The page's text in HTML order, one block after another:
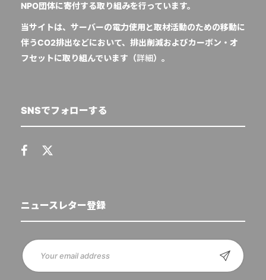
NPO団体に寄付する取り組みを行っています。
当サイトは、サーバーの電力使用と取材活動のための移動に
伴うCO2排出などにおいて、排出削減およびカーボン・オ
フセットに取り組んでいます（詳細）。
SNSでフォローする
ニュースレター登録